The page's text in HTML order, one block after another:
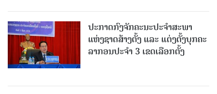
ປະກາດກົງຈັກຄະນະປະຈໍາສະພາ
ແຫ່ງຊາດສ້າງຕັ້ງ ແລະ ແຕ່ງຕັ້ງບຸກຄະ
ລາກອນປະຈໍາ 3 ເຂດເລືອກຕັ້ງ